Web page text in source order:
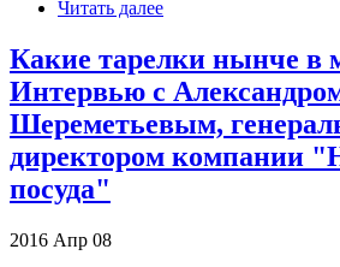
Читать далее
Какие тарелки нынче в
Интервью с
Шереметьевым,
директором компании
посуда"
2016 Апр 08